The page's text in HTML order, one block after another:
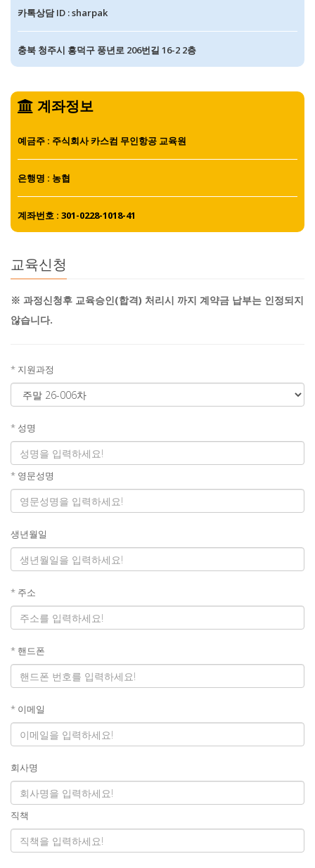
카톡상담 ID : sharpak
충북 청주시 흥덕구 풍년로 206번길 16-2 2층
계좌정보
예금주 : 주식회사 카스컴 무인항공 교육원
은행명 : 농협
계좌번호 : 301-0228-1018-41
교육신청
※ 과정신청후 교육승인(합격) 처리시 까지 계약금 납부는 인정되지
않습니다.
* 지원과정
* 성명
* 영문성명
생년월일
* 주소
* 핸드폰
* 이메일
회사명
직책